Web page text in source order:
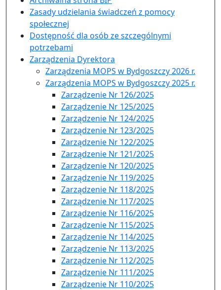
Zasady udzielania świadczeń z pomocy
społecznej
Dostępność dla osób ze szczególnymi
potrzebami
Zarządzenia Dyrektora
Zarządzenia MOPS w Bydgoszczy 2026 r.
Zarządzenia MOPS w Bydgoszczy 2025 r.
Zarządzenie Nr 126/2025
Zarządzenie Nr 125/2025
Zarządzenie Nr 124/2025
Zarządzenie Nr 123/2025
Zarządzenie Nr 122/2025
Zarządzenie Nr 121/2025
Zarządzenie Nr 120/2025
Zarządzenie Nr 119/2025
Zarządzenie Nr 118/2025
Zarządzenie Nr 117/2025
Zarządzenie Nr 116/2025
Zarządzenie Nr 115/2025
Zarządzenie Nr 114/2025
Zarządzenie Nr 113/2025
Zarządzenie Nr 112/2025
Zarządzenie Nr 111/2025
Zarządzenie Nr 110/2025